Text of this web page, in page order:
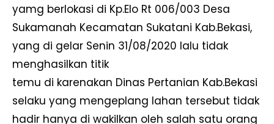
yamg berlokasi di Kp.Elo Rt 006/003 Desa
Sukamanah Kecamatan Sukatani Kab.Bekasi,
yang di gelar Senin 31/08/2020 lalu tidak
menghasilkan titik
temu di karenakan Dinas Pertanian Kab.Bekasi
selaku yang mengeplang lahan tersebut tidak
hadir hanya di wakilkan oleh salah satu orang